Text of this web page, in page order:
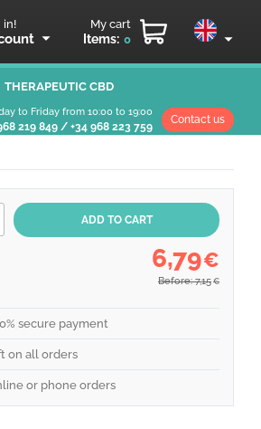
in! My cart
Items: 0
THERAPEUTIC CBD
to Friday from 10:00 to 19:00
219 849 / +34 968 223 759
Contact us
6,79€
Before: 7,15 €
secure payment
on all orders
or phone orders